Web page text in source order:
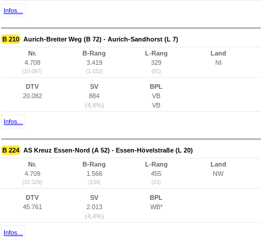
Infos...
B 210 Aurich-Breiter Weg (B 72) - Aurich-Sandhorst (L 7)
Nr.
4.708
(10.097)
B-Rang
3.419
(1.152)
L-Rang
329
(81)
Land
NI
DTV
20.082
SV
884
(4,4%)
BPL
VB
VB
Infos...
B 224 AS Kreuz Essen-Nord (A 52) - Essen-Hövelstraße (L 20)
Nr.
4.709
(10.329)
B-Rang
1.566
(134)
L-Rang
455
(24)
Land
NW
DTV
45.761
SV
2.013
(4,4%)
BPL
WB*
Infos...